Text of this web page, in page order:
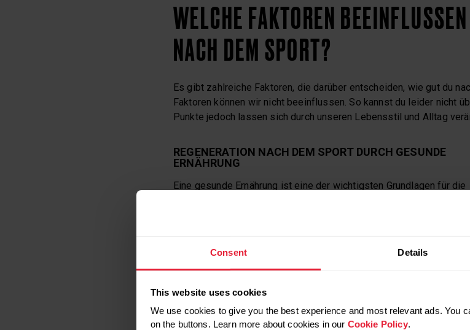
Consent Details
This website uses cookies
We use cookies to give you the best experience and most relevant ads. You
on the buttons. Learn more about cookies in our Cookie Policy.
WELCHE FAKTOREN
NACH DEM SPORT?
Es gibt zahlreiche Faktoren, die darüber entscheiden, wie gut du
Faktoren können wir nicht beeinflussen. So kannst du leider nicht
Punkte jedoch lassen sich durch unseren Lebensstil und Alltag
REGENERATION NACH DEM SPORT DURCH GESUNDE
ERNÄHRUNG
Eine gesunde Ernährung ist eine der wichtigsten Grundlagen für die
Magnesium, Kalium, Natrium, Eisen und Calcium sowie Vitaminen
Bei einer optimalen Ernährung für deine Regeneration nach dem
Mikro- und Makronährstoffe zu und achtest auf ausreichend
Trainingseinheit kann es hilfreich sein, eine kohlenhydratreiche